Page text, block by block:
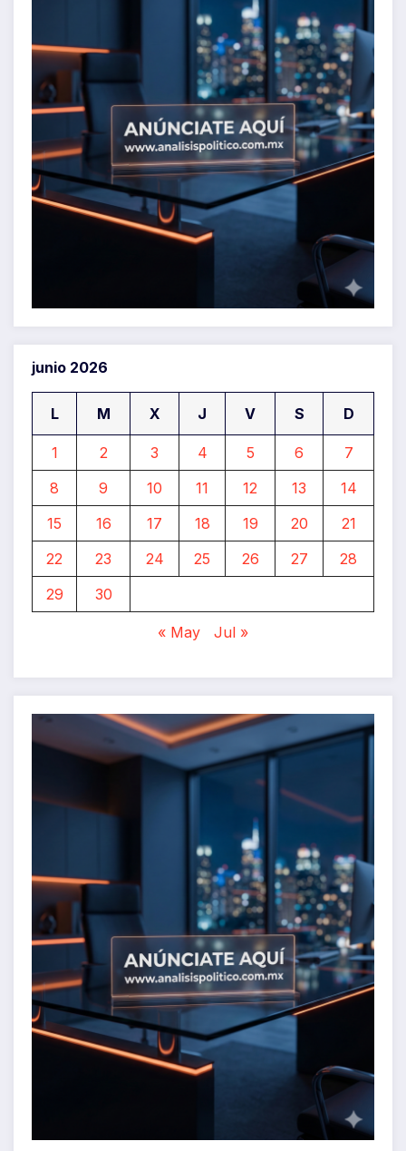
junio 2026
L M X J V S D
1 2 3 4 5 6
7
8
9 10 11 12 13
14
15
16 17 18 19 20
21
22
23 24 25 26 27
28
29
30
« May Jul »